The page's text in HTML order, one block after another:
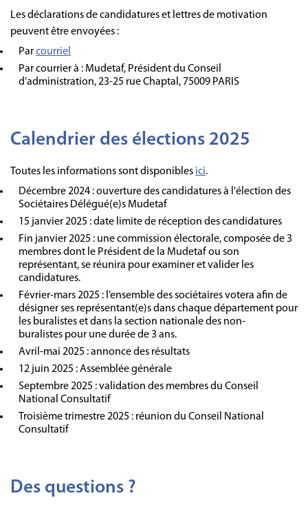
Les déclarations de candidatures et lettres de motivation
peuvent être envoyées :
Parcourriel
Par courrier à : Mudetaf, Président du Conseil
d’administration, 23-25 rue Chaptal, 75009 PARIS
Calendrier des élections 2025
Toutes les informations sont disponibles ici.
Décembre 2024 : ouverture des candidatures à l'élection des
Sociétaires Délégué(e)s Mudetaf
15 janvier 2025 : date limite de réception des candidatures
Fin janvier 2025 : une commission électorale, composée de 3
membres dont le Président de la Mudetaf ou son
représentant, se réunira pour examiner et valider les
candidatures.
Février-mars 2025 : l’ensemble des sociétaires votera afin de
désigner ses représentant(e)s dans chaque département pour
les buralistes et dans la section nationale des non-
buralistes pour une durée de 3 ans.
Avril-mai 2025 : annonce des résultats
12 juin 2025 : Assemblée générale
Septembre 2025 : validation des membres du Conseil
National Consultatif
Troisième trimestre 2025 : réunion du Conseil National
Consultatif
Des questions ?